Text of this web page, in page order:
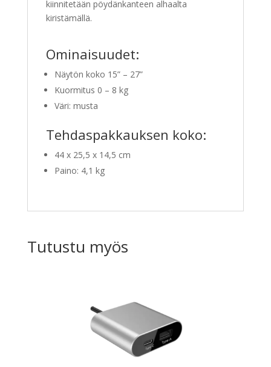
kiinnitetään pöydänkanteen alhaalta
kiristämällä.
Ominaisuudet:
Näytön koko 15” – 27”
Kuormitus 0 – 8 kg
Väri: musta
Tehdaspakkauksen koko:
44 x 25,5 x 14,5 cm
Paino: 4,1 kg
Tutustu myös